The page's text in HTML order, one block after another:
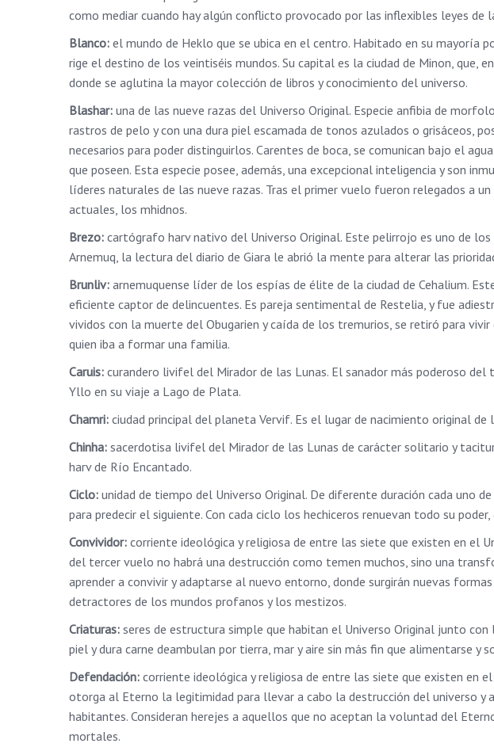
como mediar cuando hay algún conflicto provocado por las inflexibles leyes de
Blanco: el mundo de Heklo que se ubica en el centro. Habitado en su mayoría
rige el destino de los veintiséis mundos. Su capital es la ciudad de Minon, que,
donde se aglutina la mayor colección de libros y conocimiento del universo.
Blashar: una de las nueve razas del Universo Original. Especie anfibia de
rastros de pelo y con una dura piel escamada de tonos azulados o grisáceos,
necesarios para poder distinguirlos. Carentes de boca, se comunican bajo el
que poseen. Esta especie posee, además, una excepcional inteligencia y son
líderes naturales de las nueve razas. Tras el primer vuelo fueron relegados a
actuales, los mhidnos.
Brezo: cartógrafo harv nativo del Universo Original. Este pelirrojo es uno de
Arnemuq, la lectura del diario de Giara le abrió la mente para alterar las
Brunliv: arnemuquense líder de los espías de élite de la ciudad de Cehalium.
eficiente captor de delincuentes. Es pareja sentimental de Restelia, y fue
vividos con la muerte del Obugarien y caída de los tremurios, se retiró para
quien iba a formar una familia.
Caruis: curandero livifel del Mirador de las Lunas. El sanador más poderoso
Yllo en su viaje a Lago de Plata.
Chamri: ciudad principal del planeta Vervif. Es el lugar de nacimiento original
Chinha: sacerdotisa livifel del Mirador de las Lunas de carácter solitario y
harv de Río Encantado.
Ciclo: unidad de tiempo del Universo Original. De diferente duración cada uno
para predecir el siguiente. Con cada ciclo los hechiceros renuevan todo su
Convividor: corriente ideológica y religiosa de entre las siete que existen en el
del tercer vuelo no habrá una destrucción como temen muchos, sino una
aprender a convivir y adaptarse al nuevo entorno, donde surgirán nuevas
detractores de los mundos profanos y los mestizos.
Criaturas: seres de estructura simple que habitan el Universo Original junto con
piel y dura carne deambulan por tierra, mar y aire sin más fin que alimentarse y
Defendación: corriente ideológica y religiosa de entre las siete que existen en
otorga al Eterno la legitimidad para llevar a cabo la destrucción del universo y
habitantes. Consideran herejes a aquellos que no aceptan la voluntad del
mortales.